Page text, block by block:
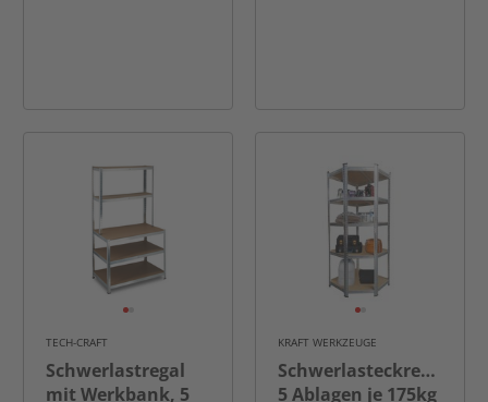
TECH-CRAFT
Schwerlastregal
mit Werkbank, 5
KRAFT WERKZEUGE
Schwerlasteckregal,
5 Ablagen je 175kg